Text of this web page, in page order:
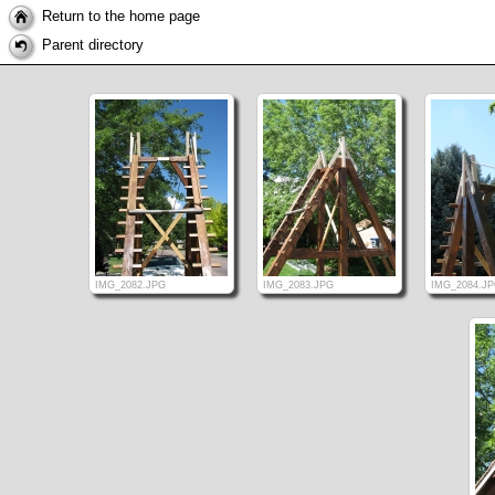
Return to the home page
Parent directory
IMG_2082.JPG IMG_2083.JPG